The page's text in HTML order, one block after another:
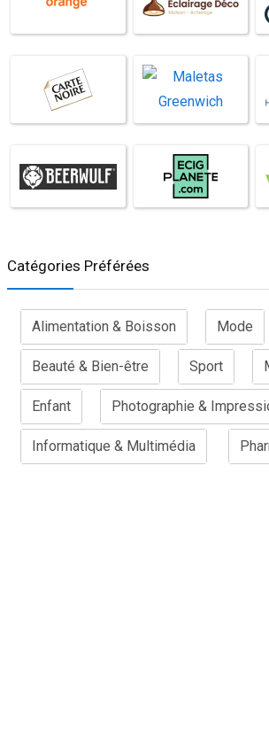
Catégories Préférées
Alimentation & Boisson Mode
Beauté & Bien-être Sport
Enfant Photographie &
Informatique & Multimédia